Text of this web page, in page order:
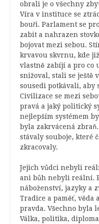
obrali je o všechny
Víra v instituce se
bouři. Parlament se
zabit a nahrazen
bojovat mezi sebou.
krvavou skvrnu, kde
vlastně zabíjí a pro co
snižoval, stali se ještě
sousedi potkávali,
Civilizace se mezi
pravá a jaký politický
nejlepším systémem
byla zakrvácená
stávaly souboje, které
zkracovaly.
Jejich vůdci nebyli
ani bůh nebyli reální.
náboženství, jazyky a
Tradice a paměť, věda
pravda. Všechno byla
Válka, politika,